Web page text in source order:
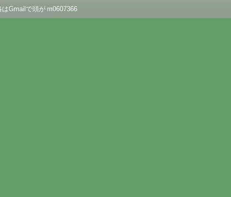
Gmailで頭が m0607366